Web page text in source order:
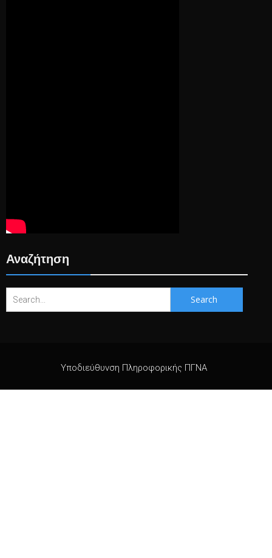
Αναζήτηση
for:
Υποδιεύθυνση Πληροφορικής ΠΓΝΑ